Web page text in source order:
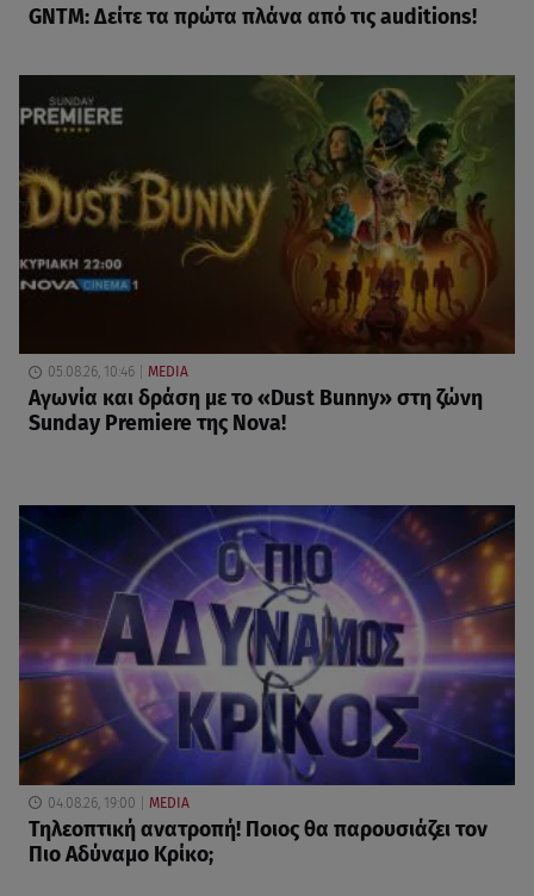
GNTM: Δείτε τα πρώτα πλάνα από τις auditions!
05.08.26, 10:46 MEDIA
Αγωνία και δράση με το «Dust Bunny» στη ζώνη
Sunday Premiere της Nova!
04.08.26, 19:00 MEDIA
Τηλεοπτική ανατροπή! Ποιος θα παρουσιάζει τον
Πιο Αδύναμο Κρίκο;